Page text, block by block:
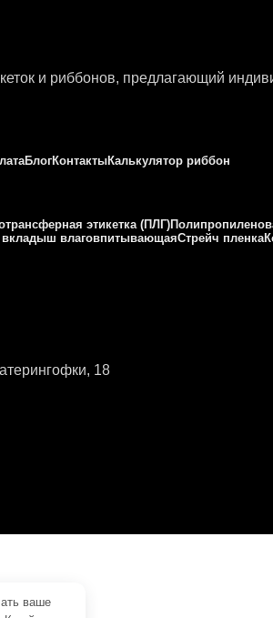
и риббонов, предлагающий
БлогКонтактыКалькулятор риббон
этикетка (ПЛГ)
влаговпитывающаяСтрейч пленка
18
ваше